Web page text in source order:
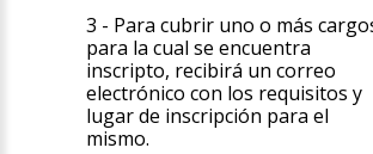
3 - Para cubrir uno o más
para la cual se encuentra
inscripto, recibirá un correo
electrónico con los requisitos y
lugar de inscripción para el
mismo.